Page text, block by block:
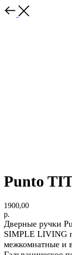
Punto
1900,00
р.
Дверные ручки
SIMPLE LIVING
межкомнатные и